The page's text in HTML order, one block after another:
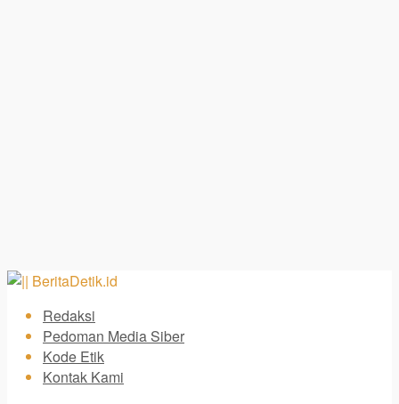
Redaksi
Pedoman Media Siber
Kode Etik
Kontak Kami